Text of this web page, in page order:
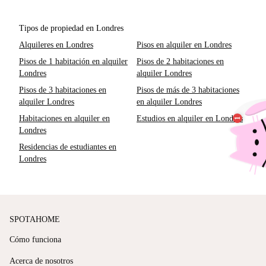
Tipos de propiedad en Londres
Alquileres en Londres
Pisos en alquiler en Londres
Pisos de 1 habitación en alquiler
Londres
Pisos de 2 habitaciones en
alquiler Londres
Pisos de 3 habitaciones en
alquiler Londres
Pisos de más de 3 habitaciones
en alquiler Londres
Habitaciones en alquiler en
Londres
Estudios en alquiler en Londres
Residencias de estudiantes en
Londres
SPOTAHOME
Cómo funciona
Acerca de nosotros